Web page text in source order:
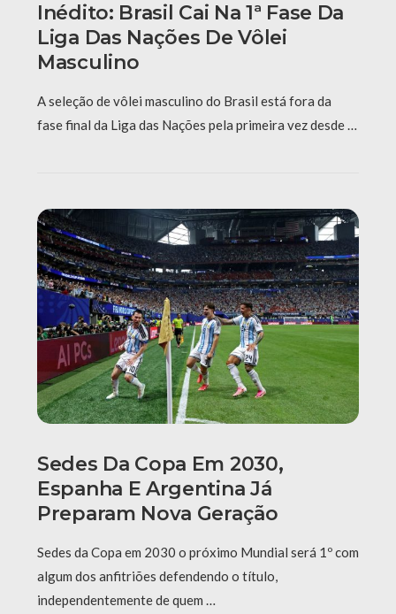
Inédito: Brasil Cai Na 1ª Fase Da
Liga Das Nações De Vôlei
Masculino
A seleção de vôlei masculino do Brasil está fora da
fase final da Liga das Nações pela primeira vez desde …
Sedes Da Copa Em 2030,
Espanha E Argentina Já
Preparam Nova Geração
Sedes da Copa em 2030 o próximo Mundial será 1º com
algum dos anfitriões defendendo o título,
independentemente de quem …